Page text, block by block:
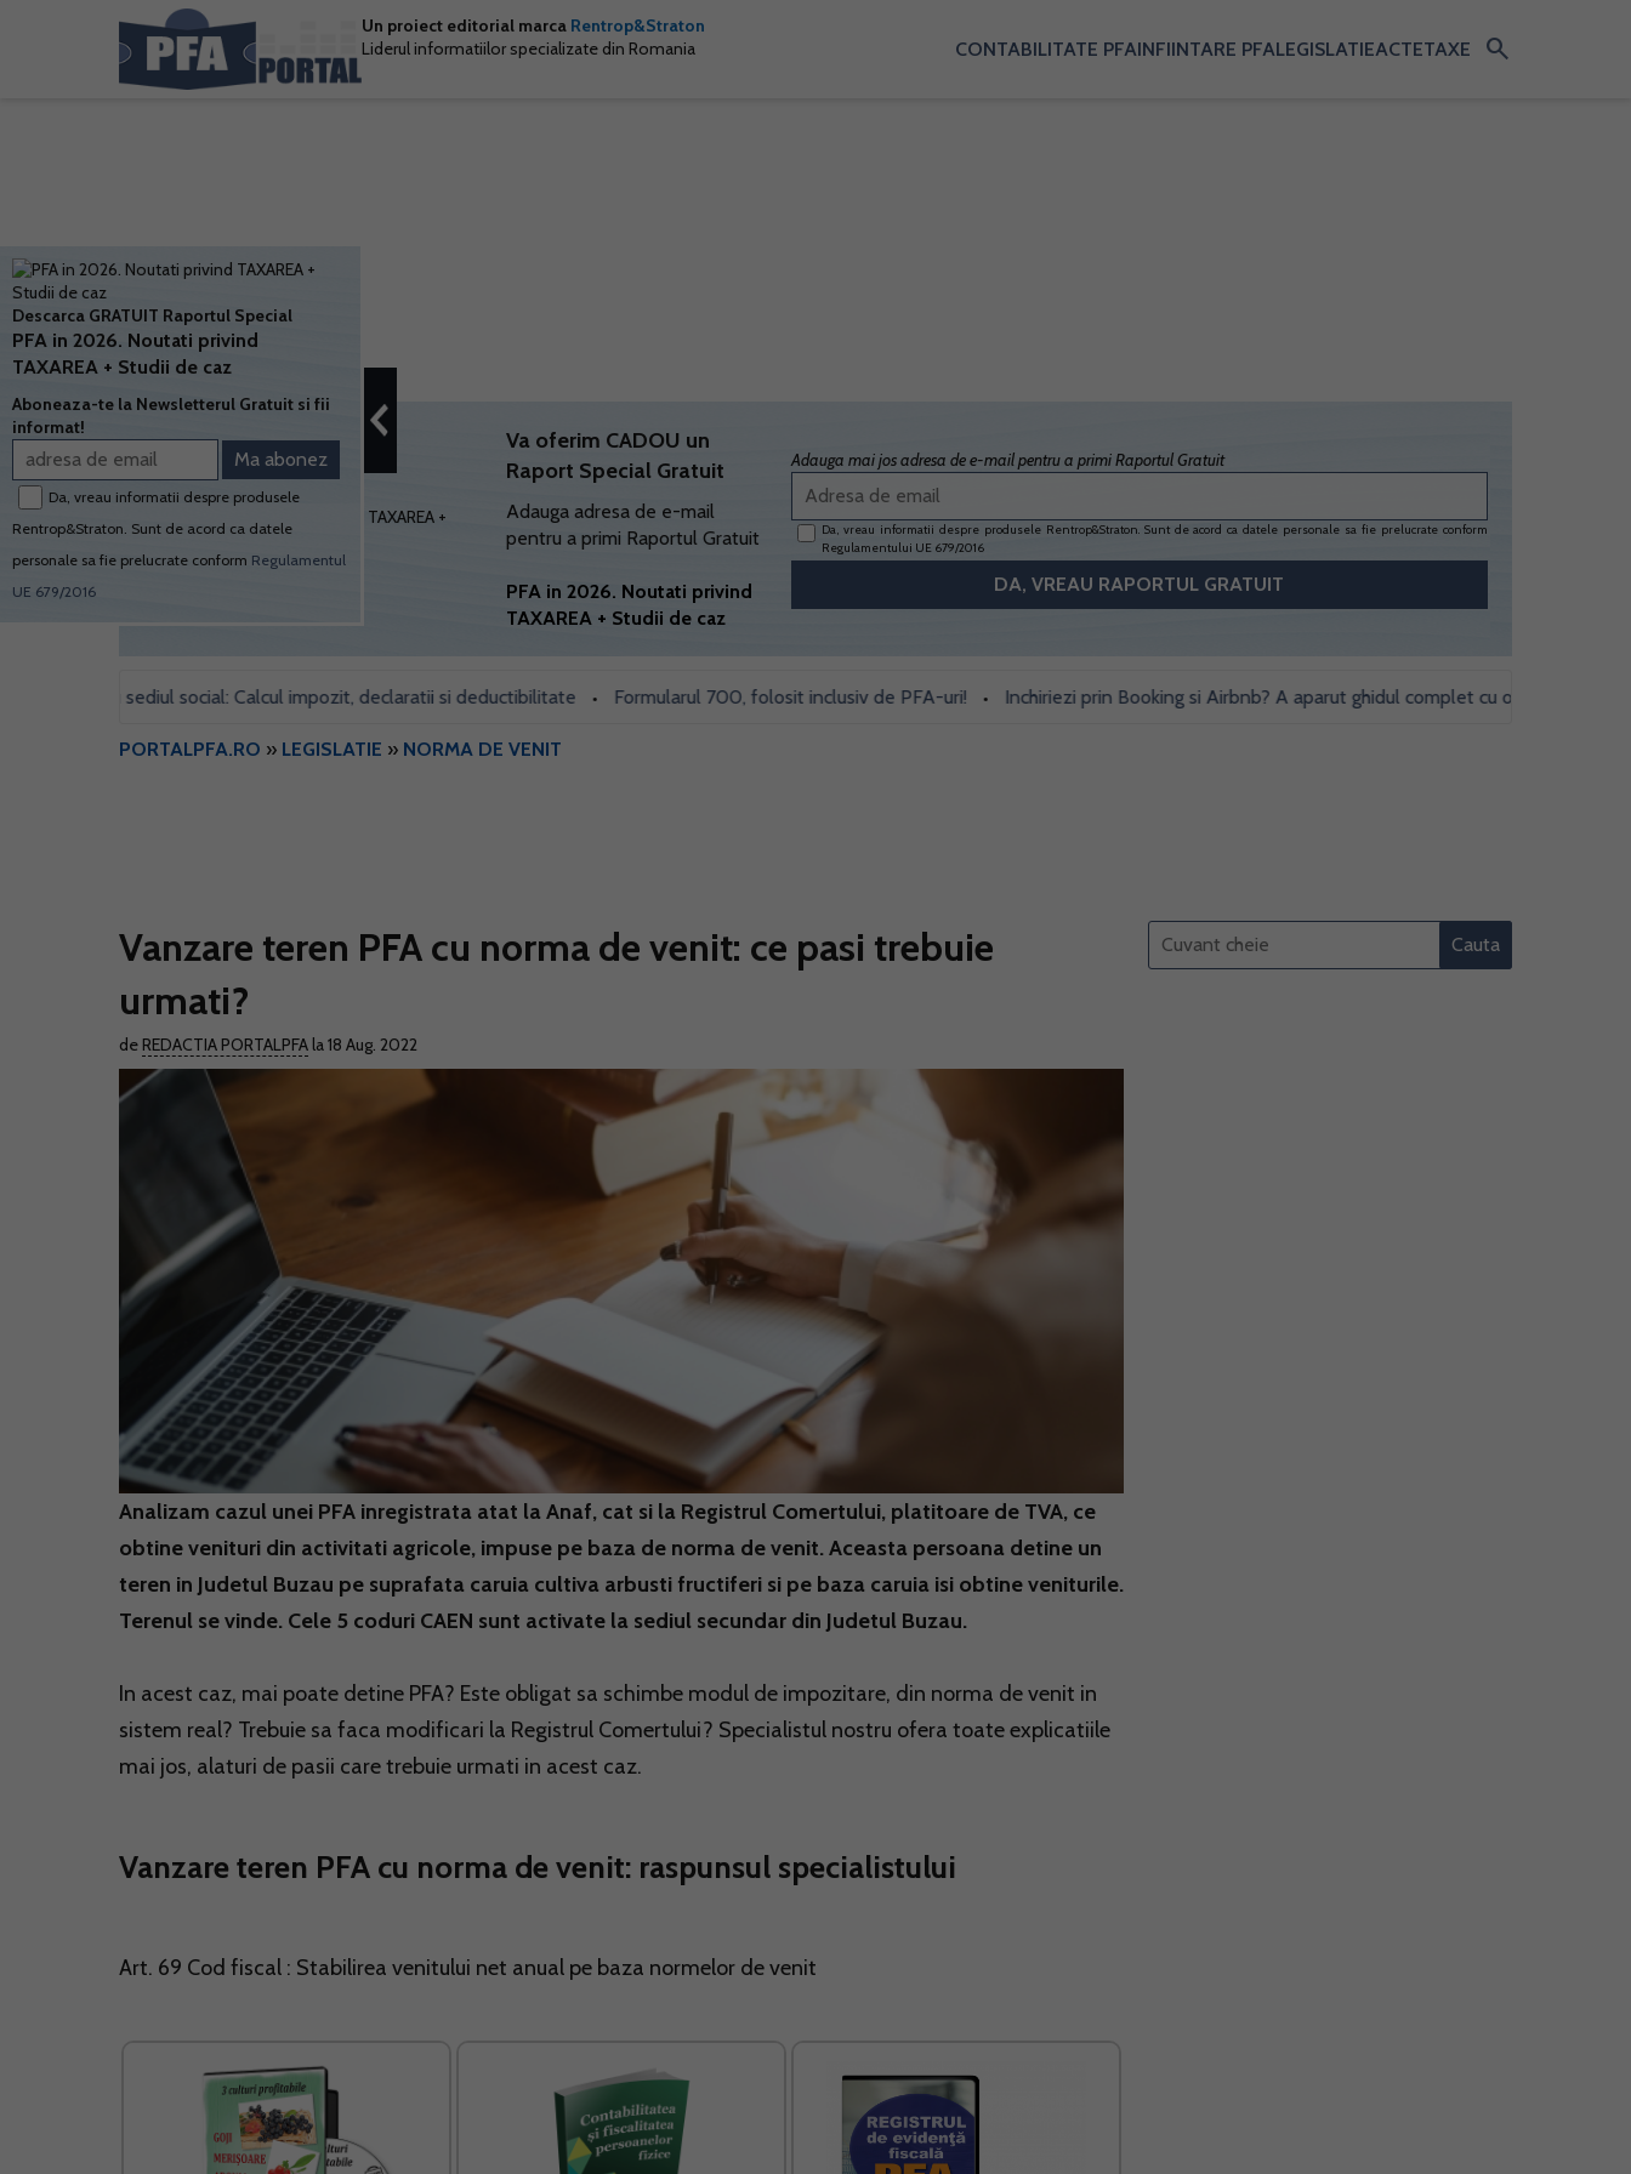
Un proiect editorial marca Rentrop&Straton
Liderul informatiilor specializate din Romania
CONTABILITATE PFAINFIINTARE PFALEGISLATIEACTETAXE search
Va oferim CADOU un
Raport Special Gratuit
Adauga adresa de e-mail
pentru a primi Raportul Gratuit
PFA in 2026. Noutati privind
TAXAREA + Studii de caz
Adauga mai jos adresa de e-mail pentru a primi Raportul Gratuit
Da, vreau informatii despre produsele Rentrop&Straton. Sunt de acord ca datele personale sa fie prelucrate conform
Regulamentului UE 679/2016
sediul social: Calcul impozit, declaratii si deductibilitate • Formularul 700, folosit inclusiv de PFA-uri! • Inchiriezi prin Booking si Airbnb? A aparut ghidul complet cu obligatii fiscale si
PORTALPFA.RO » LEGISLATIE » NORMA DE VENIT
Vanzare teren PFA cu norma de venit: ce pasi trebuie
urmati?
de REDACTIA PORTALPFA la 18 Aug. 2022
Analizam cazul unei PFA inregistrata atat la Anaf, cat si la Registrul Comertului, platitoare de TVA, ce
obtine venituri din activitati agricole, impuse pe baza de norma de venit. Aceasta persoana detine un
teren in Judetul Buzau pe suprafata caruia cultiva arbusti fructiferi si pe baza caruia isi obtine veniturile.
Terenul se vinde. Cele 5 coduri CAEN sunt activate la sediul secundar din Judetul Buzau.
In acest caz, mai poate detine PFA? Este obligat sa schimbe modul de impozitare, din norma de venit in
sistem real? Trebuie sa faca modificari la Registrul Comertului? Specialistul nostru ofera toate explicatiile
mai jos, alaturi de pasii care trebuie urmati in acest caz.
Vanzare teren PFA cu norma de venit: raspunsul specialistului
Art. 69 Cod fiscal : Stabilirea venitului net anual pe baza normelor de venit
Descarca GRATUIT Raportul Special
PFA in 2026. Noutati privind
TAXAREA + Studii de caz
Aboneaza-te la Newsletterul Gratuit si fii
informat!
Da, vreau informatii despre produsele
Rentrop&Straton. Sunt de acord ca datele
personale sa fie prelucrate conform Regulamentul
UE 679/2016